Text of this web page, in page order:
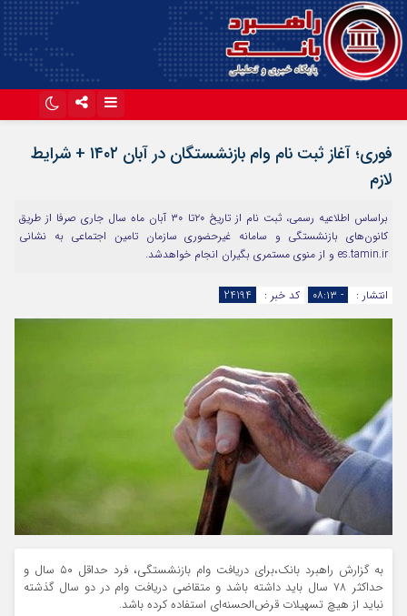
فوری؛ آغاز ثبت نام وام بازنشستگان در آبان ۱۴۰۲ + شرایط
لازم
براساس اطلاعیه رسمی، ثبت نام از تاریخ ۲۰تا ۳۰ آبان ماه سال جاری صرفا از طریق
کانون‌های بازنشستگی و سامانه غیرحضوری سازمان تامین اجتماعی به نشانی
es.tamin.ir و از منوی مستمری بگیران انجام خواهدشد.
انتشار : - ۰۸:۱۳ کد خبر : 24194
به گزارش راهبرد بانک،برای دریافت وام بازنشستگی، فرد حداقل ۵۰ سال و
حداکثر ۷۸ سال باید داشته باشد و متقاضی دریافت وام در دو سال گذشته
نباید از هیچ تسهیلات قرض‌الحسنه‌ای استفاده کرده باشد.